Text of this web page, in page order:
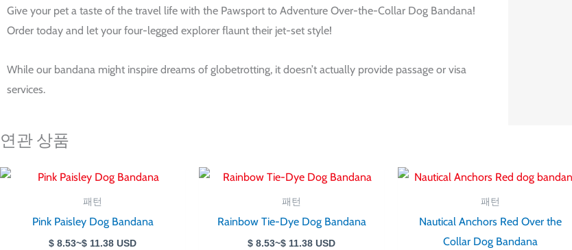
Give your pet a taste of the travel life with the Pawsport to Adventure Over-the-Collar Dog Bandana!
Order today and let your four-legged explorer flaunt their jet-set style!
While our bandana might inspire dreams of globetrotting, it doesn’t actually provide passage or visa
services.
연관 상품
패턴
Pink Paisley Dog Bandana
$ 8.53~$ 11.38
가
격
$ 8.53~$ 11.38
USD
패턴
Rainbow Tie-Dye Dog Bandana
$ 8.53~$ 11.38
가
격
$ 8.53~$ 11.38
USD
패턴
Nautical Anchors Red Over the
Collar Dog Bandana
가
격
$ 8.53~$ 11.38